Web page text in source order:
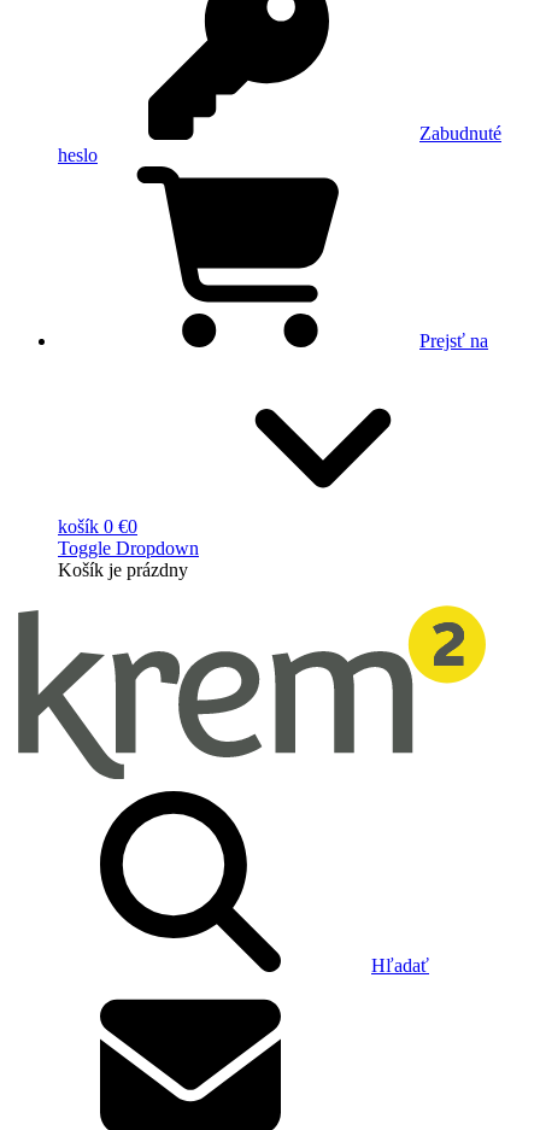
Zabudnuté
heslo
Prejsť na
košík 0 €0
Toggle Dropdown
Košík je prázdny
Hľadať